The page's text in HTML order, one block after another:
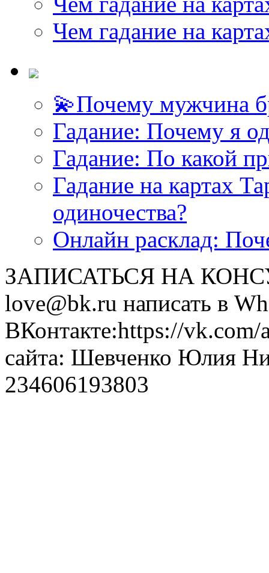
Чем гадание на
💫Почему мужчина
Гадание: Почему я
Гадание: По какой
Гадание на картах
одиночества?
Онлайн расклад:
ЗАПИСАТЬСЯ НА
love@bk.ru написать в
ВКонтакте:https://
сайта: Шевченко Юлия
234606193803